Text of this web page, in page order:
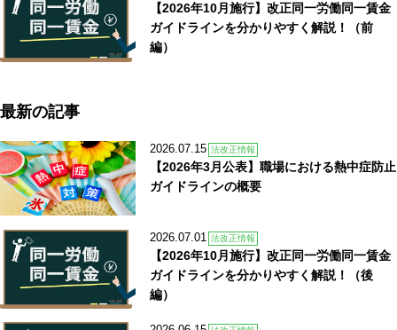
【2026年10月施行】改正同一労働同一賃金
ガイドラインを分かりやすく解説！（前
編）
最新の記事
2026.07.15 法改正情報
【2026年3月公表】職場における熱中症防止
ガイドラインの概要
2026.07.01 法改正情報
【2026年10月施行】改正同一労働同一賃金
ガイドラインを分かりやすく解説！（後
編）